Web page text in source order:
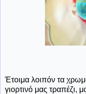
Έτοιμα λοιπόν τα
γιορτινό μας τραπέζι,